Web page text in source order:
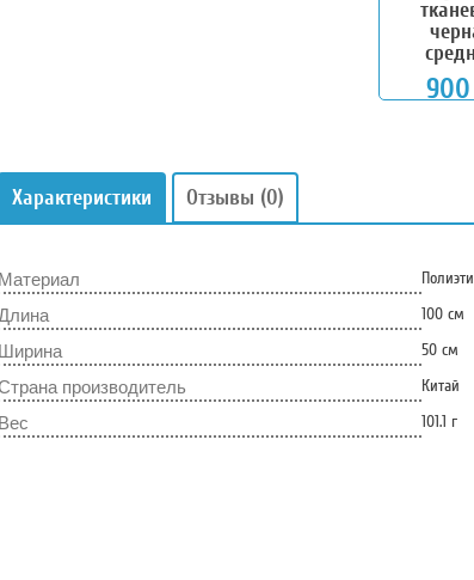
900
Характеристики Отзывы (0)
Материал
Длина
100 см
Ширина
50 см
производитель
Китай
Вес
101.1 г